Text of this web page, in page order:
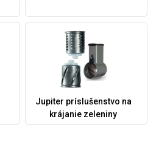
Jupiter príslušenstvo na
krájanie zeleniny